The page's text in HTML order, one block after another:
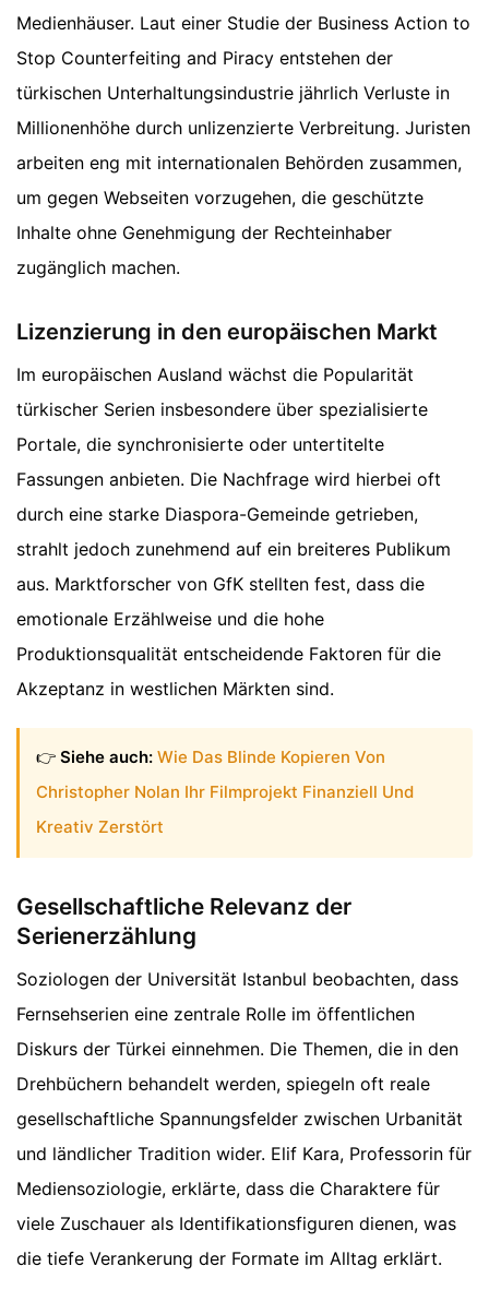
Medienhäuser. Laut einer Studie der Business Action to
Stop Counterfeiting and Piracy entstehen der
türkischen Unterhaltungsindustrie jährlich Verluste in
Millionenhöhe durch unlizenzierte Verbreitung. Juristen
arbeiten eng mit internationalen Behörden zusammen,
um gegen Webseiten vorzugehen, die geschützte
Inhalte ohne Genehmigung der Rechteinhaber
zugänglich machen.
Lizenzierung in den europäischen Markt
Im europäischen Ausland wächst die Popularität
türkischer Serien insbesondere über spezialisierte
Portale, die synchronisierte oder untertitelte
Fassungen anbieten. Die Nachfrage wird hierbei oft
durch eine starke Diaspora-Gemeinde getrieben,
strahlt jedoch zunehmend auf ein breiteres Publikum
aus. Marktforscher von GfK stellten fest, dass die
emotionale Erzählweise und die hohe
Produktionsqualität entscheidende Faktoren für die
Akzeptanz in westlichen Märkten sind.
👉 Siehe auch: Wie Das Blinde Kopieren Von
Christopher Nolan Ihr Filmprojekt Finanziell Und
Kreativ Zerstört
Gesellschaftliche Relevanz der
Serienerzählung
Soziologen der Universität Istanbul beobachten, dass
Fernsehserien eine zentrale Rolle im öffentlichen
Diskurs der Türkei einnehmen. Die Themen, die in den
Drehbüchern behandelt werden, spiegeln oft reale
gesellschaftliche Spannungsfelder zwischen Urbanität
und ländlicher Tradition wider. Elif Kara, Professorin für
Mediensoziologie, erklärte, dass die Charaktere für
viele Zuschauer als Identifikationsfiguren dienen, was
die tiefe Verankerung der Formate im Alltag erklärt.